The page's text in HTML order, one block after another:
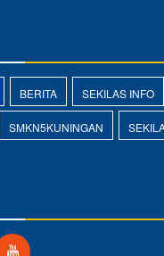
BERITA SEKILAS INFO
SMKN5KUNINGAN